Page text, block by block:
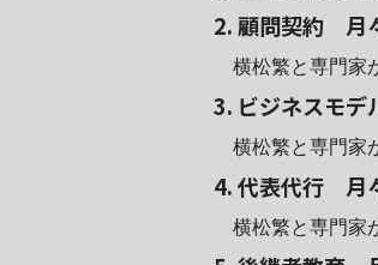
2. 顧問契約 月
横松繁と専門家
3. ビジネスモ
横松繁と専門家
4. 代表代行 月
横松繁と専門家